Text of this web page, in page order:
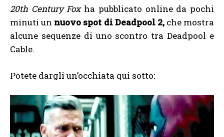
20th Century Foxha pubblicato online da pochi
minuti un nuovo spot di Deadpool 2,che mostra
alcune sequenze di uno scontro tra Deadpool e
Cable.
Potete dargli un’occhiata qui sotto: